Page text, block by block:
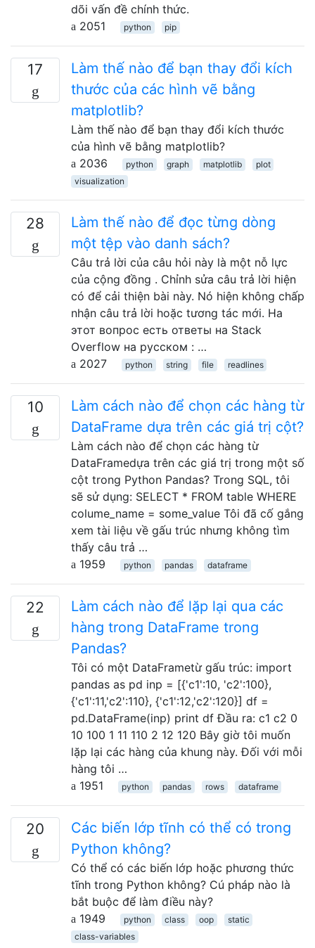
dõi vấn đề chính thức.
2051
python pip
17
Làm thế nào để bạn thay đổi kích
thước của các hình vẽ bằng
matplotlib?
Làm thế nào để bạn thay đổi kích thước
của hình vẽ bằng matplotlib?
2036
python graph matplotlib
plot
visualization
28
Làm thế nào để đọc từng dòng
một tệp vào danh sách?
Câu trả lời của câu hỏi này là một nỗ lực
của cộng đồng . Chỉnh sửa câu trả lời hiện
có để cải thiện bài này. Nó hiện không chấp
nhận câu trả lời hoặc tương tác mới. На
этот вопрос есть ответы на Stack
Overflow на русском : …
2027
python string file readlines
10
Làm cách nào để chọn các hàng từ
DataFrame dựa trên các giá trị cột?
Làm cách nào để chọn các hàng từ
DataFramedựa trên các giá trị trong một số
cột trong Python Pandas? Trong SQL, tôi
sẽ sử dụng: SELECT * FROM table WHERE
colume_name = some_value Tôi đã cố gắng
xem tài liệu về gấu trúc nhưng không tìm
thấy câu trả …
1959
python pandas dataframe
22
Làm cách nào để lặp lại qua các
hàng trong DataFrame trong
Pandas?
Tôi có một DataFrametừ gấu trúc: import
pandas as pd inp = [{'c1':10, 'c2':100},
{'c1':11,'c2':110}, {'c1':12,'c2':120}] df =
pd.DataFrame(inp) print df Đầu ra: c1 c2 0
10 100 1 11 110 2 12 120 Bây giờ tôi muốn
lặp lại các hàng của khung này. Đối với mỗi
hàng tôi …
1951
python pandas rows dataframe
20
Các biến lớp tĩnh có thể có trong
Python không?
Có thể có các biến lớp hoặc phương thức
tĩnh trong Python không? Cú pháp nào là
bắt buộc để làm điều này?
1949
python class oop
static
class-variables